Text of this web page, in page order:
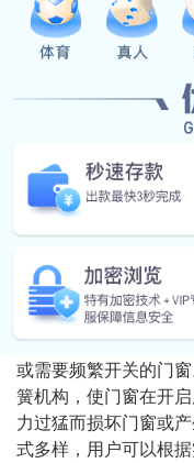
窗的开启和关闭。合
扇。它们的材质多为
定性，因此在选购时
撑挡主要用于窗户
其他外力而随意开合
的弹性，可以根据需
调。
5. 闭门器
闭门器是一种自动
或需要频繁开关的门
簧机构，使门窗在开
力过猛而损坏门窗或
式多样，用户可以根